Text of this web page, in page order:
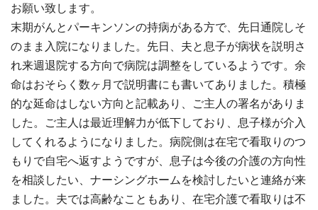
お願い致します。
末期がんとパーキンソンの持病がある方で、先日通院しそ
のまま入院になりました。先日、夫と息子が病状を説明さ
れ来週退院する方向で病院は調整をしているようです。余
命はおそらく数ヶ月で説明書にも書いてありました。積極
的な延命はしない方向と記載あり、ご主人の署名がありま
した。ご主人は最近理解力が低下しており、息子様が介入
してくれるようになりました。病院側は在宅で看取りのつ
もりで自宅へ返すようですが、息子は今後の介護の方向性
を相談したい、ナーシングホームを検討したいと連絡が来
ました。夫では高齢なこともあり、在宅介護で看取りは不